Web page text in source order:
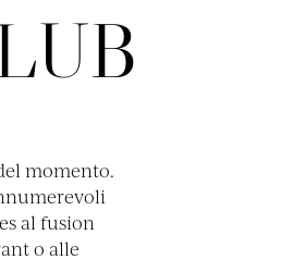
momento.
al fusion
o alle